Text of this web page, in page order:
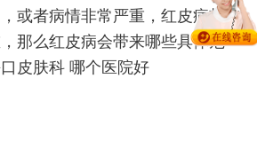
或者病情非常严重，红皮病带来
那么红皮病会带来哪些具体危
皮肤科 哪个医院好